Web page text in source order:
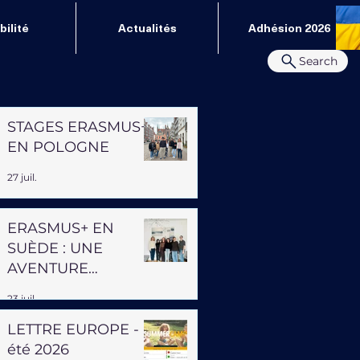
Search
Actualités Adhésion 2026
STAGES ERASMUS+
EN POLOGNE
27 juil.
ERASMUS+ EN
SUÈDE : UNE
AVENTURE
ET HUMAINE
23 juil.
LETTRE EUROPE -
été 2026